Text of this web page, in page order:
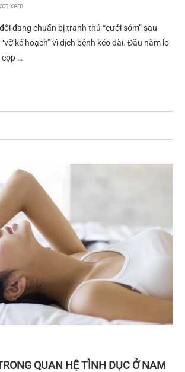
xem
đang chuẩn bị tranh thủ “cưới sớm” sau
kế hoạch” vì dịch bệnh kéo dài. Đầu năm lo
cọp …
QUAN HỆ TÌNH DỤC Ở NAM